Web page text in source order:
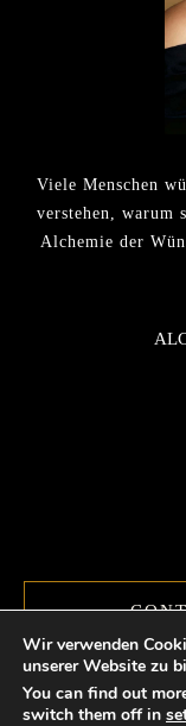
Viele Menschen
verstehen, warum
Alchemie der
Wir verwenden
unserer Website zu
You can find out
switch them off in